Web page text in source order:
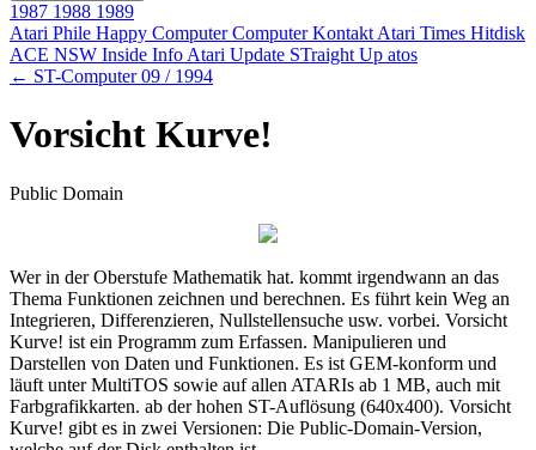
1987 1988 1989
Atari Phile Happy ComputerComputer Kontakt Atari Times Hitdisk
ACE NSW Inside Info Atari Update STraight Up atos
← ST-Computer 09 / 1994
Vorsicht Kurve!
Public Domain
Wer in der Oberstufe Mathematik hat. kommt irgendwann an das
Thema Funktionen zeichnen und berechnen. Es führt kein Weg an
Integrieren, Differenzieren, Nullstellensuche usw. vorbei. Vorsicht
Kurve! ist ein Programm zum Erfassen. Manipulieren und
Darstellen von Daten und Funktionen. Es ist GEM-konform und
läuft unter MultiTOS sowie auf allen ATARIs ab 1 MB, auch mit
Farbgrafikkarten. ab der hohen ST-Auflösung (640x400). Vorsicht
Kurve! gibt es in zwei Versionen: Die Public-Domain-Version,